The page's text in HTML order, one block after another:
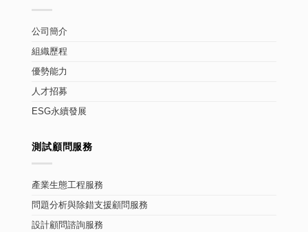
公司簡介
組織歷程
優勢能力
人才招募
ESG永續發展
測試顧問服務
產業生態工程服務
問題分析與除錯支援顧問服務
設計顧問諮詢服務